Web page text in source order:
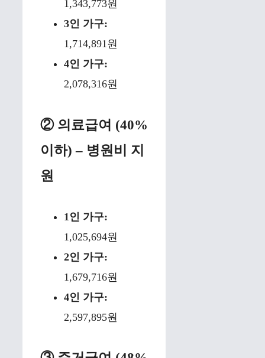
1,343,773원
3인 가구:
1,714,891원
4인 가구:
2,078,316원
② 의료급여 (40%
이하) – 병원비 지
원
1인 가구:
1,025,694원
2인 가구:
1,679,716원
4인 가구:
2,597,895원